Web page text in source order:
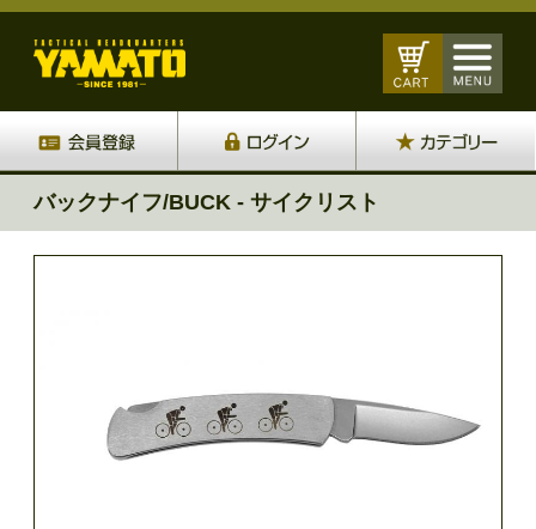
バックナイフ/BUCK - サイクリスト